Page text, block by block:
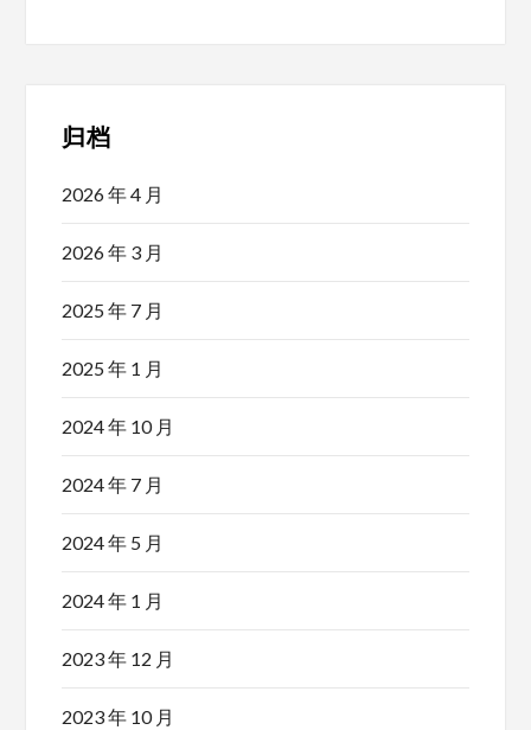
归档
2026 年 4 月
2026 年 3 月
2025 年 7 月
2025 年 1 月
2024 年 10 月
2024 年 7 月
2024 年 5 月
2024 年 1 月
2023 年 12 月
2023 年 10 月